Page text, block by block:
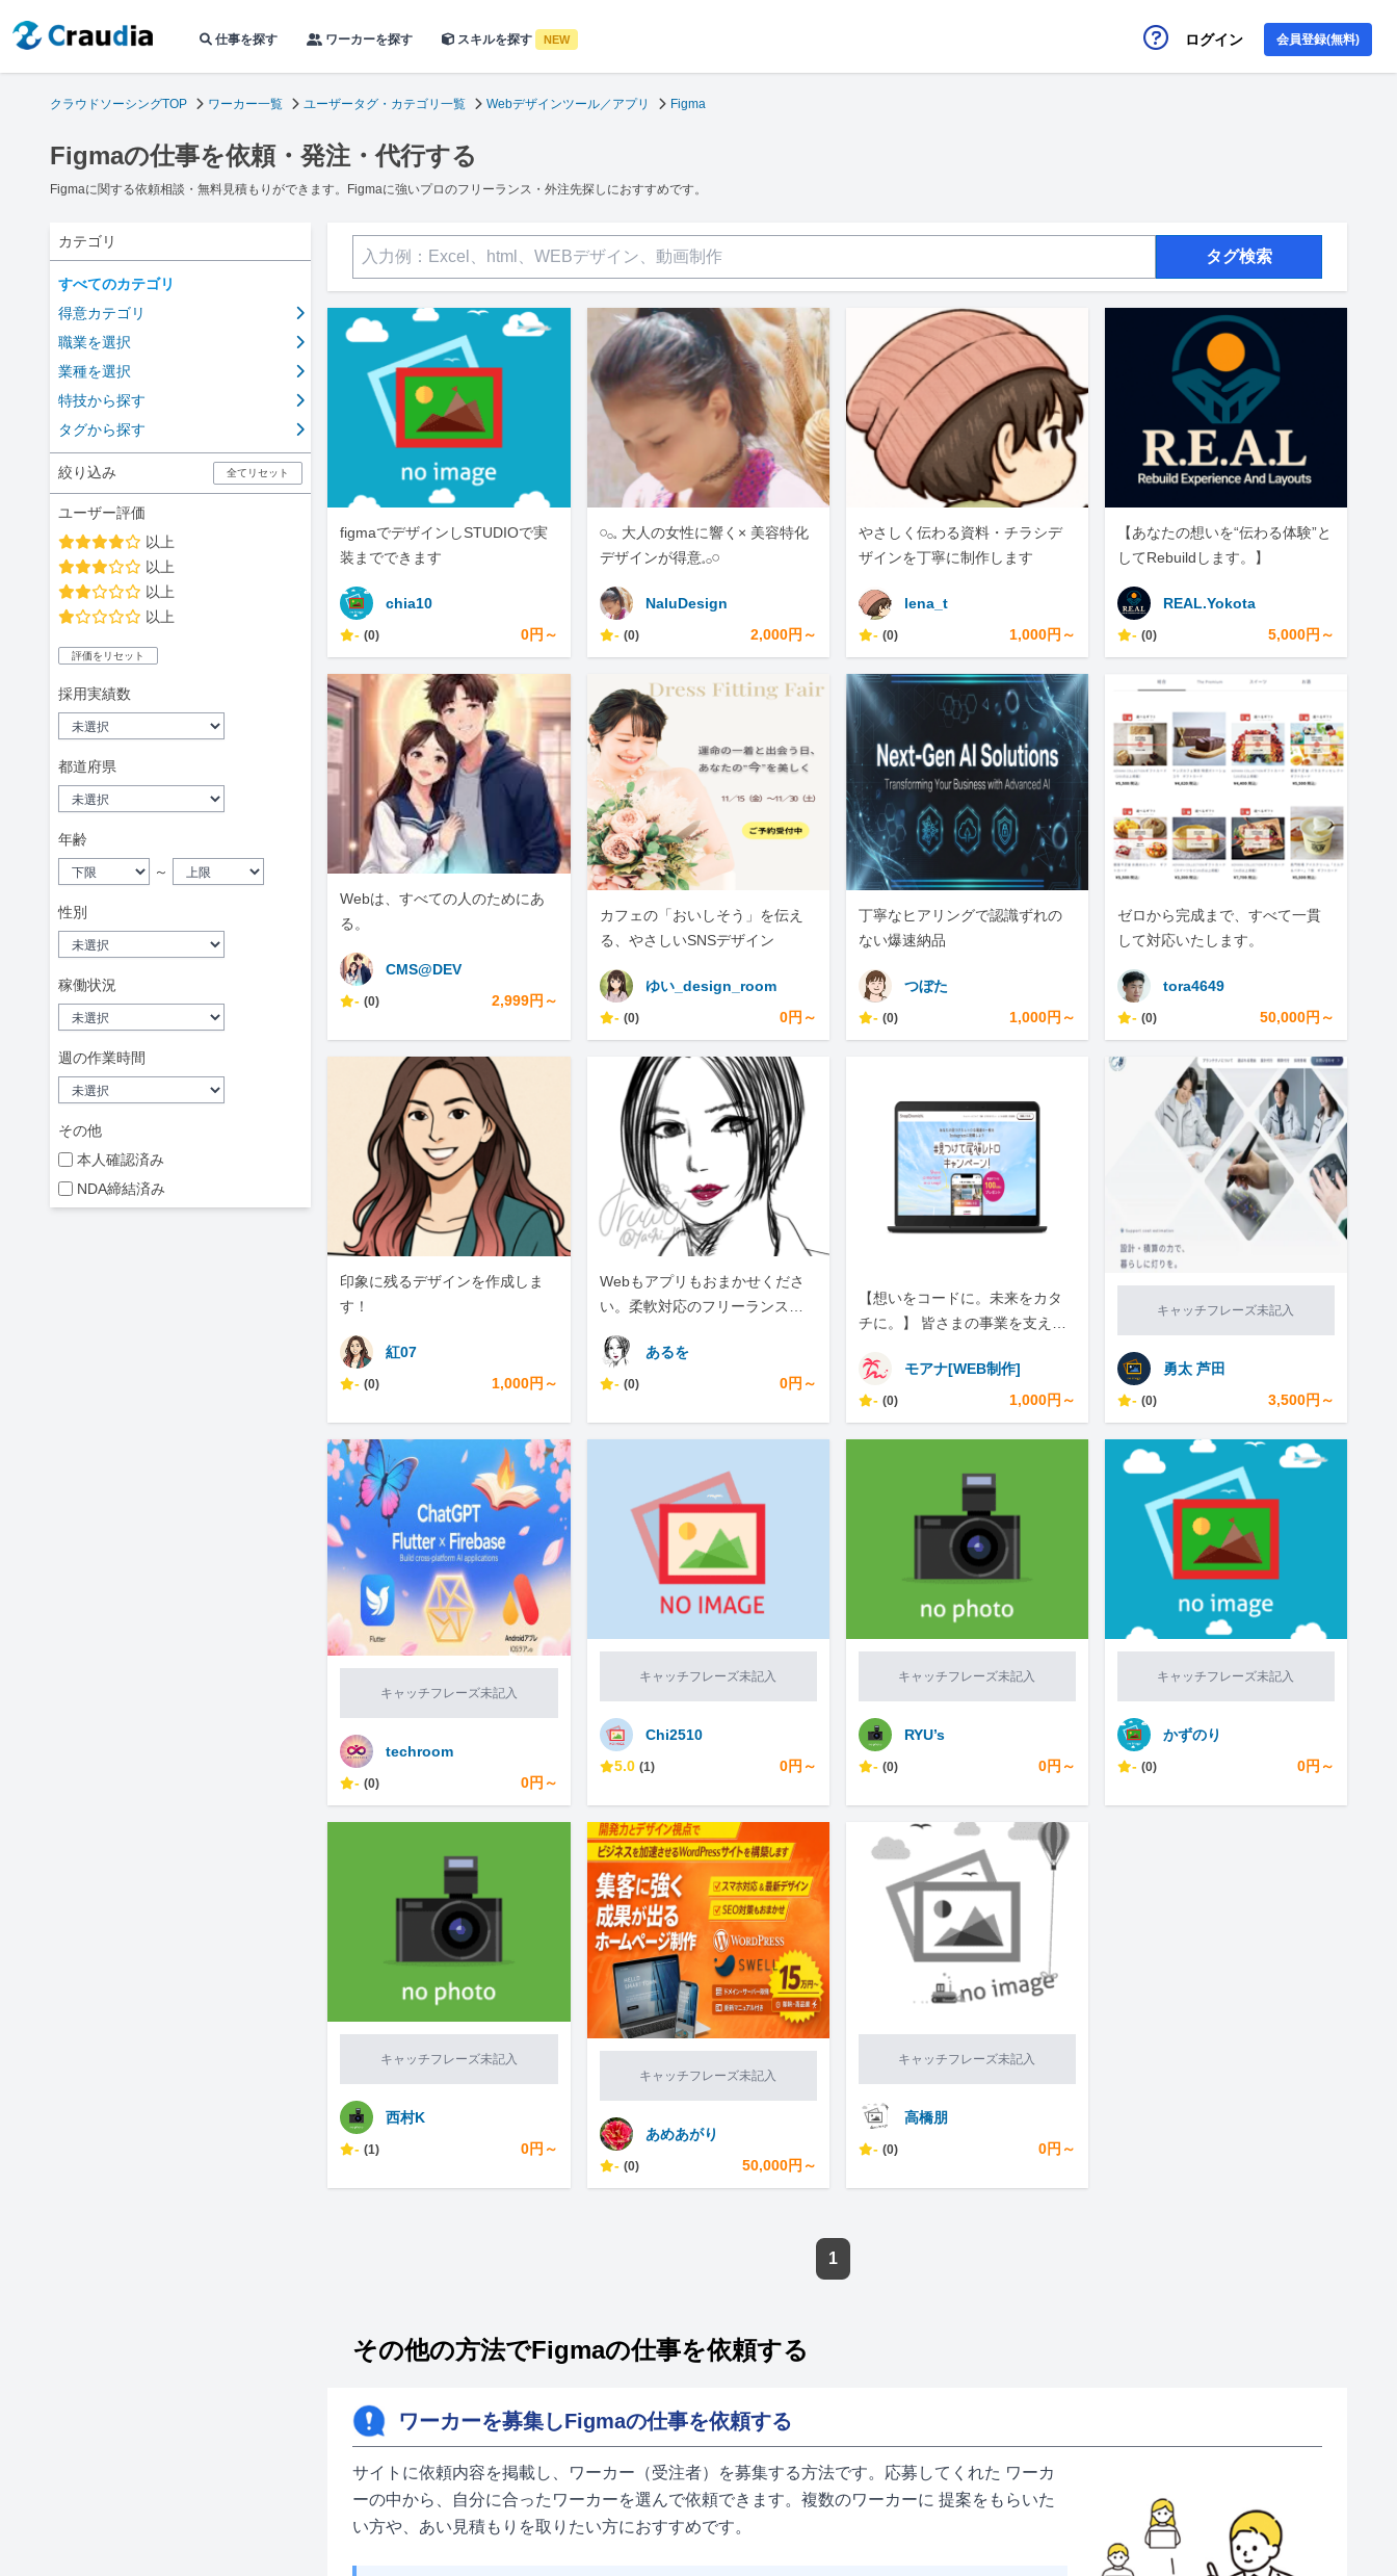
仕事を探す ワーカーを探す スキルを探す NEW ログイン 会員登録(無料)
クラウドソーシングTOP ワーカー一覧 ユーザータグ・カテゴリ一覧 Webデザインツール／アプリ Figma
Figmaの仕事を依頼・発注・代行する
Figmaに関する依頼相談・無料見積もりができます。Figmaに強いプロのフリーランス・外注先探しにおすすめです。
カテゴリ
すべてのカテゴリ
得意カテゴリ
職業を選択
業種を選択
特技から探す
タグから探す
絞り込み 全てリセット
ユーザー評価
以上
以上
以上
以上
評価をリセット
採用実績数
都道府県
年齢
～
性別
稼働状況
週の作業時間
その他
本人確認済み
NDA締結済み
タグ検索
figmaでデザインしSTUDIOで実
装までできます
chia10
- (0) 0円～
𓏸𓂂𓈒 大人の女性に響く× 美容特化
デザインが得意𓈒𓂂𓏸
NaluDesign
- (0) 2,000円～
やさしく伝わる資料・チラシデ
ザインを丁寧に制作します
lena_t
- (0) 1,000円～
【あなたの想いを“伝わる体験”と
してRebuildします。】
REAL.Yokota
- (0) 5,000円～
Webは、すべての人のためにあ
る。
CMS@DEV
- (0) 2,999円～
カフェの「おいしそう」を伝え
る、やさしいSNSデザイン
ゆい_design_room
- (0) 0円～
丁寧なヒアリングで認識ずれの
ない爆速納品
つぼた
- (0) 1,000円～
ゼロから完成まで、すべて一貫
して対応いたします。
tora4649
- (0) 50,000円～
印象に残るデザインを作成しま
す！
紅07
- (0) 1,000円～
Webもアプリもおまかせくださ
い。柔軟対応のフリーランスエ
あるを
- (0) 0円～
【想いをコードに。未来をカタ
チに。】 皆さまの事業を支える
モアナ[WEB制作]
- (0) 1,000円～
キャッチフレーズ未記入
勇太 芦田
- (0) 3,500円～
キャッチフレーズ未記入
techroom
- (0) 0円～
キャッチフレーズ未記入
Chi2510
5.0 (1) 0円～
キャッチフレーズ未記入
RYU’s
- (0) 0円～
キャッチフレーズ未記入
かずのり
- (0) 0円～
キャッチフレーズ未記入
西村K
- (1) 0円～
キャッチフレーズ未記入
あめあがり
- (0) 50,000円～
キャッチフレーズ未記入
高橋朋
- (0) 0円～
1
その他の方法でFigmaの仕事を依頼する
ワーカーを募集しFigmaの仕事を依頼する
サイトに依頼内容を掲載し、ワーカー（受注者）を募集する方法です。応募してくれた ワーカ
ーの中から、自分に合ったワーカーを選んで依頼できます。複数のワーカーに 提案をもらいた
い方や、あい見積もりを取りたい方におすすめです。